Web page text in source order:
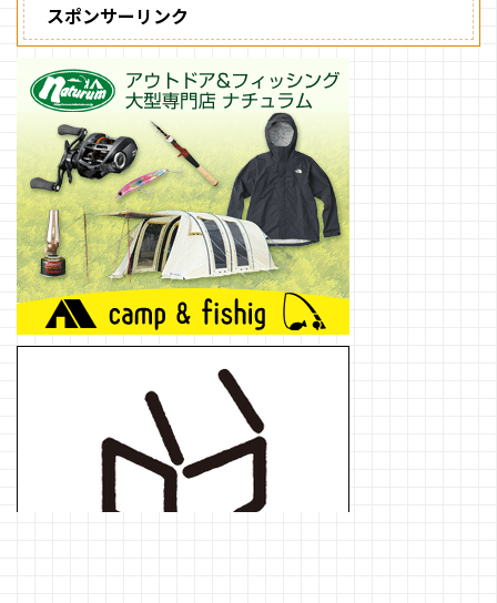
スポンサーリンク